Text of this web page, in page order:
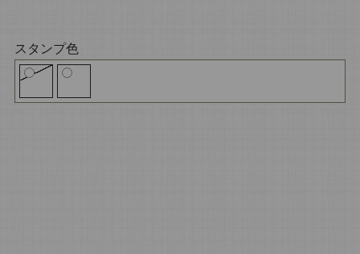
スタンプ色